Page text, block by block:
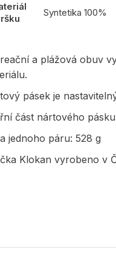
Syntetika 100%
a plážová obuv
pásek je
část nártového
jednoho páru: 528 g
Klokan vyrobeno v